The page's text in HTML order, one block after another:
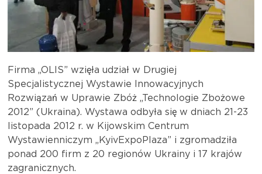
Firma „OLIS” wzięła udział w Drugiej
Specjalistycznej Wystawie Innowacyjnych
Rozwiązań w Uprawie Zbóż „Technologie Zbożowe
2012” (Ukraina). Wystawa odbyła się w dniach 21-23
listopada 2012 r. w Kijowskim Centrum
Wystawienniczym „KyivExpoPlaza” i zgromadziła
ponad 200 firm z 20 regionów Ukrainy i 17 krajów
zagranicznych.